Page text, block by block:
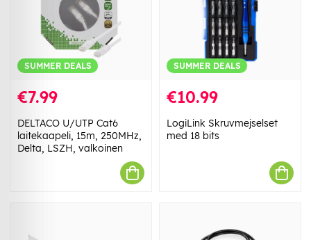
SUMMER DEALS
€7.99
DELTACO U/UTP Cat6
laitekaapeli, 15m, 250MHz,
Delta, LSZH, valkoinen
SUMMER DEALS
€10.99
LogiLink Skruvmejselset
med 18 bits